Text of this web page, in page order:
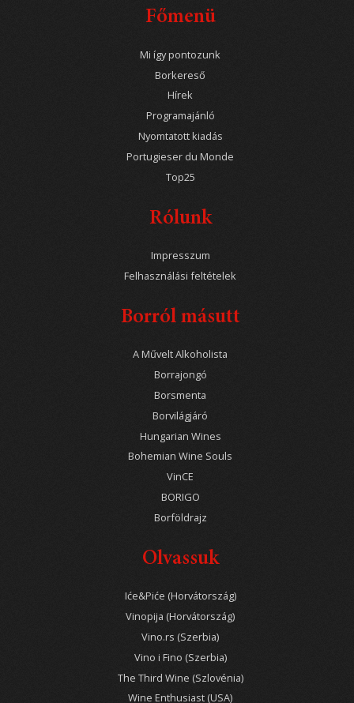
Főmenü
Mi így pontozunk
Borkereső
Hírek
Programajánló
Nyomtatott kiadás
Portugieser du Monde
Top25
Rólunk
Impresszum
Felhasználási feltételek
Borról másutt
A Művelt Alkoholista
Borrajongó
Borsmenta
Borvilágjáró
Hungarian Wines
Bohemian Wine Souls
VinCE
BORIGO
Borföldrajz
Olvassuk
Iće&Piće (Horvátország)
Vinopija (Horvátország)
Vino.rs (Szerbia)
Vino i Fino (Szerbia)
The Third Wine (Szlovénia)
Wine Enthusiast (USA)